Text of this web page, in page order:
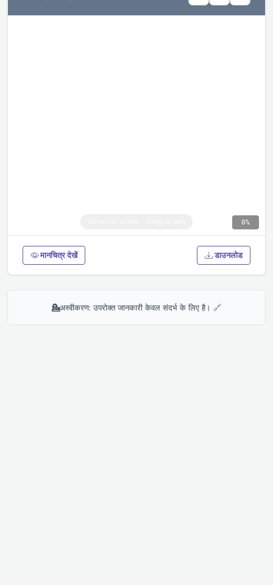
0%
मानचित्र देखें डाउनलोड
💁अस्वीकरण: उपरोक्त जानकारी केवल संदर्भ के लिए है। 🔗